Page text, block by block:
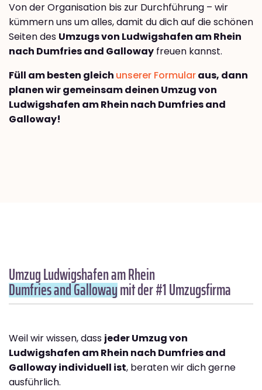
Von der Organisation bis zur Durchführung – wir
kümmern uns um alles, damit du dich auf die schönen
Seiten des Umzugs von Ludwigshafen am Rhein
nach Dumfries and Galloway freuen kannst.
Füll am besten gleich unserer Formularaus, dann
planen wir gemeinsam deinen Umzug von
Ludwigshafen am Rhein nach Dumfries and
Galloway!
Umzug Ludwigshafen am Rhein
Dumfries and Gallowaymit der #1 Umzugsfirma
Weil wir wissen, dass jeder Umzug von
Ludwigshafen am Rhein nach Dumfries and
Galloway individuell ist, beraten wir dich gerne
ausführlich.